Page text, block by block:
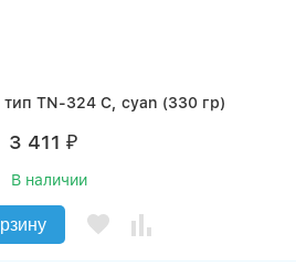
TN-324 C, cyan (330 гр)
3 411 ₽
В наличии